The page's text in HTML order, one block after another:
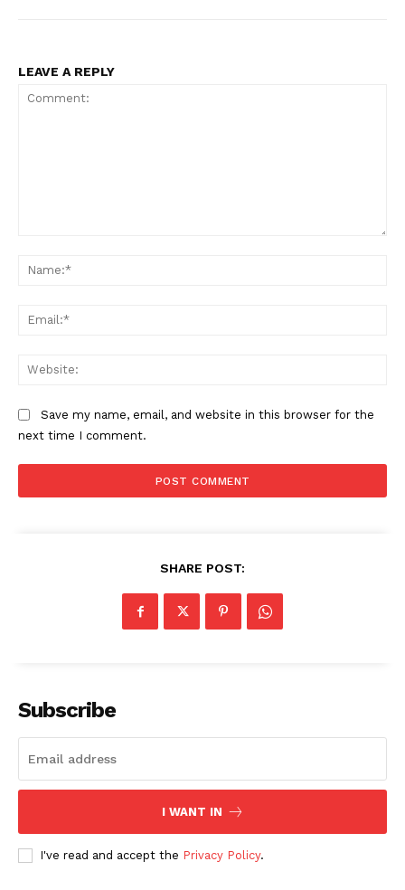
LEAVE A REPLY
Save my name, email, and website in this browser for the
next time I comment.
SHARE POST:
Subscribe
I WANT IN
I've read and accept the Privacy Policy.